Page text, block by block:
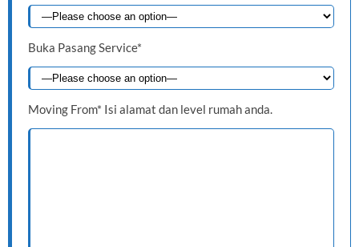
Buka Pasang Service*
Moving From* Isi alamat dan level rumah anda.